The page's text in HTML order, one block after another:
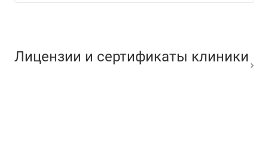
Лицензии и сертификаты клиники